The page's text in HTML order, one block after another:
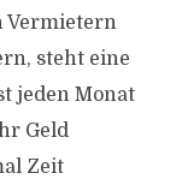
Vermietern
steht eine
jeden Monat
Geld
Zeit